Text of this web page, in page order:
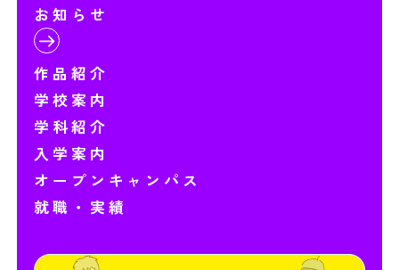
お知らせ
作品紹介
学校案内
学科紹介
入学案内
オープンキャンパス
就職・実績